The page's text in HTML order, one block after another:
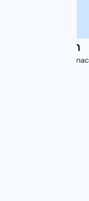
Localisation
Quartier de